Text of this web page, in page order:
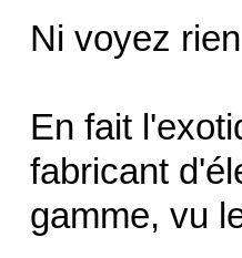
Ni voyez
En fait
fabricant
gamme, vu